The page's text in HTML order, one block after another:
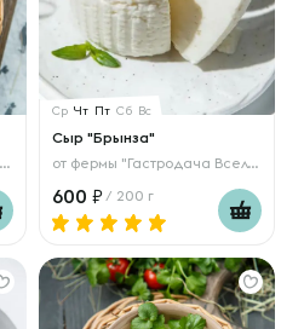
Ср Чт Пт Сб Вс
Сыр "Брынза"
от фермы "Гастродача Вселуг"
600 / 200 г